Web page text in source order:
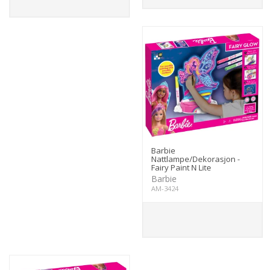
Barbie
Nattlampe/Dekorasjon -
Fairy Paint N Lite
Barbie
AM-3424